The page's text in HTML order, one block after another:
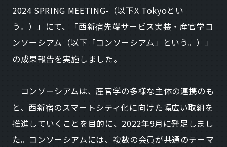
2024 SPRING MEETING-（以下X Tokyoとい
う。）」にて、「西新宿先端サービス実装・産官学コ
ンソーシアム（以下「コンソーシアム」という。）」
の成果報告を実施しました。
コンソーシアムは、産官学の多様な主体の連携のも
と、西新宿のスマートシティ化に向けた幅広い取組を
推進していくことを目的に、2022年9月に発足しまし
た。コンソーシアムには、複数の会員が共通のテーマ